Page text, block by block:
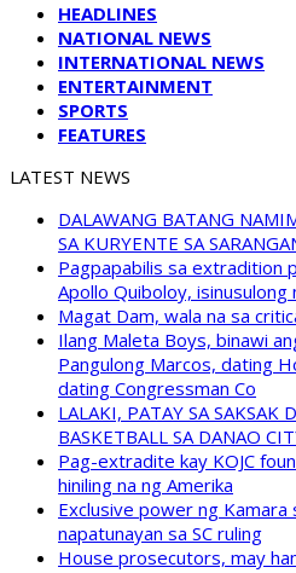
HEADLINES
NATIONAL NEWS
INTERNATIONAL NEWS
ENTERTAINMENT
SPORTS
FEATURES
LATEST NEWS
DALAWANG BATANG
SA KURYENTE SA
Pagpapabilis sa extradition
Apollo Quiboloy,
Magat Dam, wala na sa
Ilang Maleta Boys, binawi
Pangulong Marcos, dating
dating Congressman Co
LALAKI, PATAY SA SAKSAK
BASKETBALL SA DANAO
Pag-extradite kay KOJC
hiniling na ng Amerika
Exclusive power ng Kamara
napatunayan sa SC ruling
House prosecutors, may